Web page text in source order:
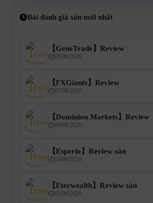
Bài đánh giá sàn mới nhất
【GeneTrade】Review
08/08/2026
【FXGiants】Review
07/08/2026
【Dominion Markets】Review
06/08/2026
【Esperio】Review sàn
03/08/2026
【Eterwealth】Review sàn
01/08/2026